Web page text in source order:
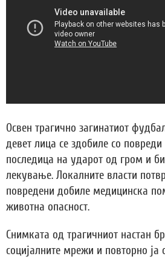
Освен трагично загинатиот
девет лица се здобиле со
последица на ударот од гром и
лекување. Локалните власти
повредени добиле медицинска
животна опасност.
Снимката од трагичниот настан
социјалните мрежи и повторно ја